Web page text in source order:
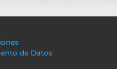
de Datos